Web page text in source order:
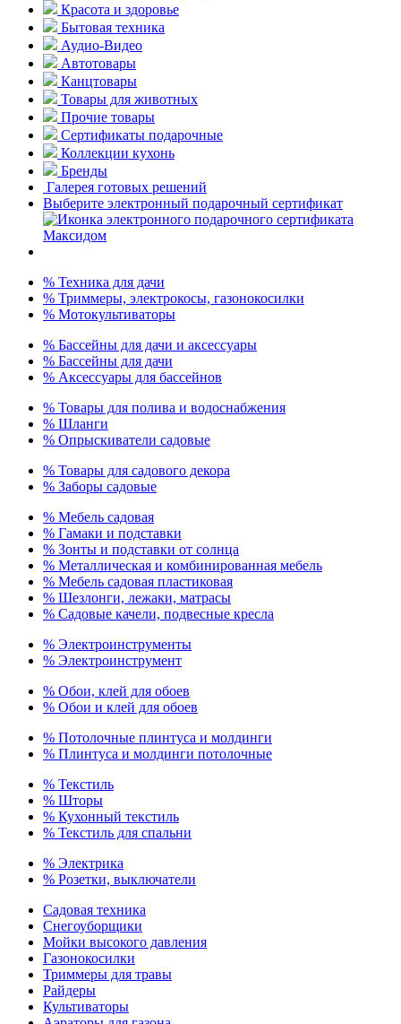
Красота и здоровье
Бытовая техника
Аудио-Видео
Автотовары
Канцтовары
Товары для животных
Прочие товары
Сертификаты подарочные
Коллекции кухонь
Бренды
Галерея готовых решений
Выберите электронный подарочный сертификат
% Техника для дачи
% Триммеры, электрокосы, газонокосилки
% Мотокультиваторы
% Бассейны для дачи и аксессуары
% Бассейны для дачи
% Аксессуары для бассейнов
% Товары для полива и водоснабжения
% Шланги
% Опрыскиватели садовые
% Товары для садового декора
% Заборы садовые
% Мебель садовая
% Гамаки и подставки
% Зонты и подставки от солнца
% Металлическая и комбинированная мебель
% Мебель садовая пластиковая
% Шезлонги, лежаки, матрасы
% Садовые качели, подвесные кресла
% Электроинструменты
% Электроинструмент
% Обои, клей для обоев
% Обои и клей для обоев
% Потолочные плинтуса и молдинги
% Плинтуса и молдинги потолочные
% Текстиль
% Шторы
% Кухонный текстиль
% Текстиль для спальни
% Электрика
% Розетки, выключатели
Садовая техника
Снегоуборщики
Мойки высокого давления
Газонокосилки
Триммеры для травы
Райдеры
Культиваторы